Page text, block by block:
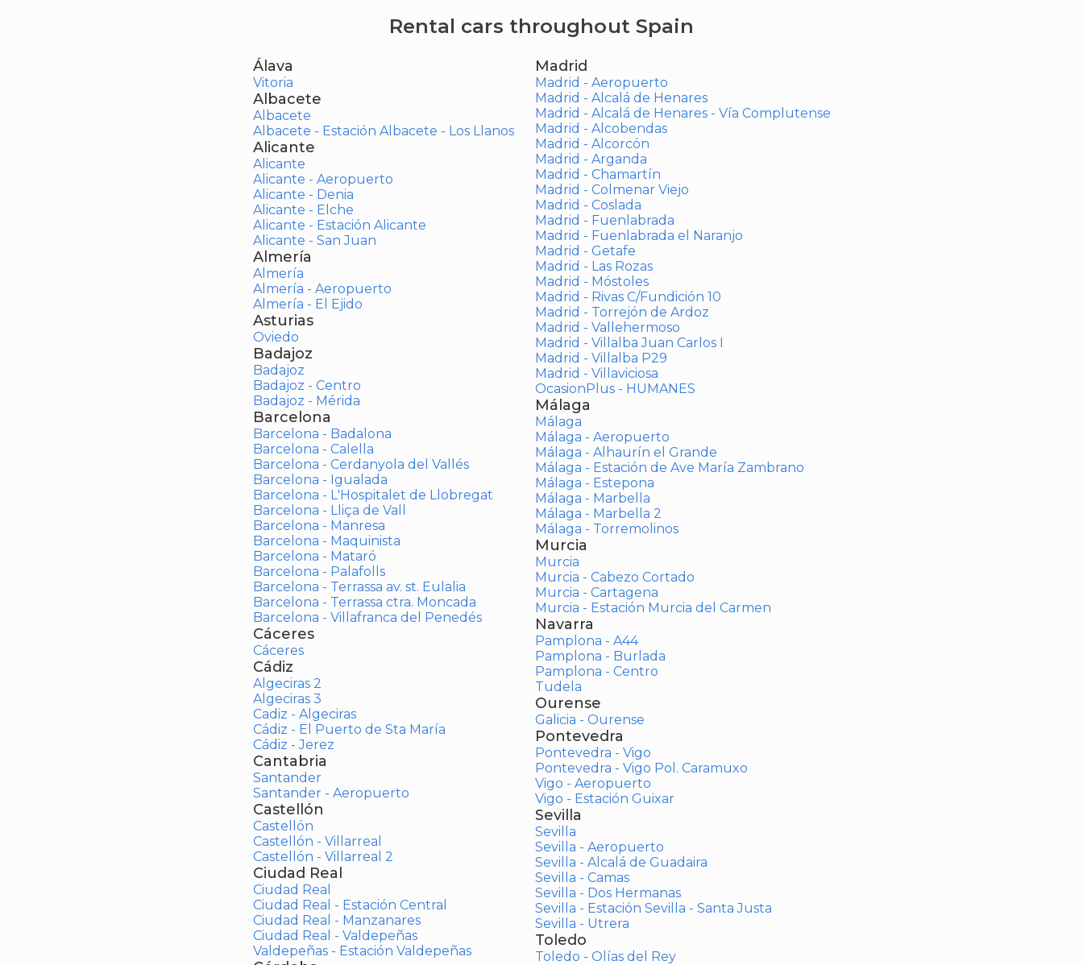
Rental cars throughout Spain
Álava
Vitoria
Albacete
Albacete
Albacete - Estación Albacete - Los Llanos
Alicante
Alicante
Alicante - Aeropuerto
Alicante - Denia
Alicante - Elche
Alicante - Estación Alicante
Alicante - San Juan
Almería
Almería
Almería - Aeropuerto
Almería - El Ejido
Asturias
Oviedo
Badajoz
Badajoz
Badajoz - Centro
Badajoz - Mérida
Barcelona
Barcelona - Badalona
Barcelona - Calella
Barcelona - Cerdanyola del Vallés
Barcelona - Igualada
Barcelona - L'Hospitalet de Llobregat
Barcelona - Lliça de Vall
Barcelona - Manresa
Barcelona - Maquinista
Barcelona - Mataró
Barcelona - Palafolls
Barcelona - Terrassa av. st. Eulalia
Barcelona - Terrassa ctra. Moncada
Barcelona - Villafranca del Penedés
Cáceres
Cáceres
Cádiz
Algeciras 2
Algeciras 3
Cadiz - Algeciras
Cádiz - El Puerto de Sta María
Cádiz - Jerez
Cantabria
Santander
Santander - Aeropuerto
Castellón
Castellón
Castellón - Villarreal
Castellón - Villarreal 2
Ciudad Real
Ciudad Real
Ciudad Real - Estación Central
Ciudad Real - Manzanares
Ciudad Real - Valdepeñas
Valdepeñas - Estación Valdepeñas
Madrid
Madrid - Aeropuerto
Madrid - Alcalá de Henares
Madrid - Alcalá de Henares - Vía Complutense
Madrid - Alcobendas
Madrid - Alcorcón
Madrid - Arganda
Madrid - Chamartín
Madrid - Colmenar Viejo
Madrid - Coslada
Madrid - Fuenlabrada
Madrid - Fuenlabrada el Naranjo
Madrid - Getafe
Madrid - Las Rozas
Madrid - Móstoles
Madrid - Rivas C/Fundición 10
Madrid - Torrejón de Ardoz
Madrid - Vallehermoso
Madrid - Villalba Juan Carlos I
Madrid - Villalba P29
Madrid - Villaviciosa
OcasionPlus - HUMANES
Málaga
Málaga
Málaga - Aeropuerto
Málaga - Alhaurín el Grande
Málaga - Estación de Ave María Zambrano
Málaga - Estepona
Málaga - Marbella
Málaga - Marbella 2
Málaga - Torremolinos
Murcia
Murcia
Murcia - Cabezo Cortado
Murcia - Cartagena
Murcia - Estación Murcia del Carmen
Navarra
Pamplona - A44
Pamplona - Burlada
Pamplona - Centro
Tudela
Ourense
Galicia - Ourense
Pontevedra
Pontevedra - Vigo
Pontevedra - Vigo Pol. Caramuxo
Vigo - Aeropuerto
Vigo - Estación Guixar
Sevilla
Sevilla
Sevilla - Aeropuerto
Sevilla - Alcalá de Guadaira
Sevilla - Camas
Sevilla - Dos Hermanas
Sevilla - Estación Sevilla - Santa Justa
Sevilla - Utrera
Toledo
Toledo - Olías del Rey